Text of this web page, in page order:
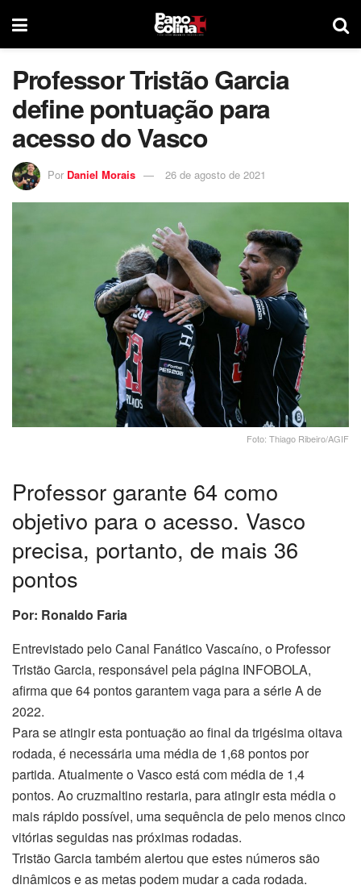
Professor Tristão Garcia
define pontuação para
acesso do Vasco
Por Daniel Morais 26 de agosto de 2021
Foto: Thiago Ribeiro/AGIF
Professor garante 64 como
objetivo para o acesso. Vasco
precisa, portanto, de mais 36
pontos
Por: Ronaldo Faria
Entrevistado pelo Canal Fanático Vascaíno, o Professor
Tristão Garcia, responsável pela página INFOBOLA,
afirma que 64 pontos garantem vaga para a série A de
2022.
Para se atingir esta pontuação ao final da trigésima oitava
rodada, é necessária uma média de 1,68 pontos por
partida. Atualmente o Vasco está com média de 1,4
pontos. Ao cruzmaltino restaria, para atingir esta média o
mais rápido possível, uma sequência de pelo menos cinco
vitórias seguidas nas próximas rodadas.
Tristão Garcia também alertou que estes números são
dinâmicos e as metas podem mudar a cada rodada.